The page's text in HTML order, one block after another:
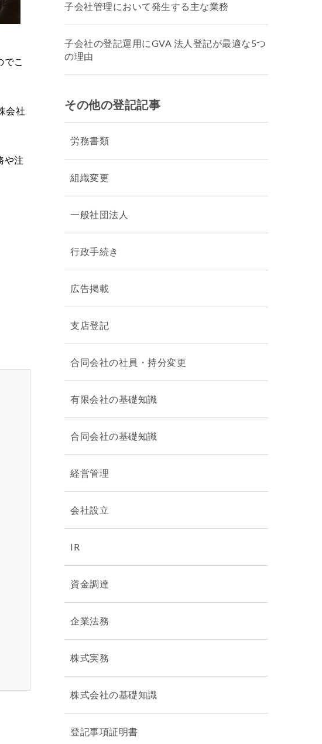
こ
会社
や注
子会社管理において発生する主な業務
子会社の登記運用にGVA 法人登記が最適な5つ
の理由
その他の登記記事
労務書類
組織変更
一般社団法人
行政手続き
広告掲載
支店登記
合同会社の社員・持分変更
有限会社の基礎知識
合同会社の基礎知識
経営管理
会社設立
IR
資金調達
企業法務
株式実務
株式会社の基礎知識
登記事項証明書